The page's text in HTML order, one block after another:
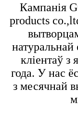
Кампанія
products
натуральнай
кліентаў з
года. У нас
з месячнай